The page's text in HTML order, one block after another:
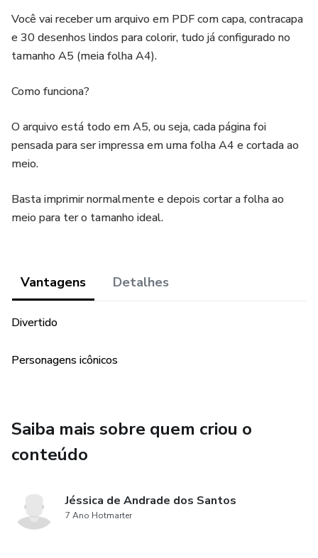
Você vai receber um arquivo em PDF com capa, contracapa
e 30 desenhos lindos para colorir, tudo já configurado no
tamanho A5 (meia folha A4).
Como funciona?
O arquivo está todo em A5, ou seja, cada página foi
pensada para ser impressa em uma folha A4 e cortada ao
meio.
Basta imprimir normalmente e depois cortar a folha ao
meio para ter o tamanho ideal.
Vantagens Detalhes
Divertido
Personagens icônicos
Saiba mais sobre quem criou o
conteúdo
Jéssica de Andrade dos Santos
7 Ano Hotmarter